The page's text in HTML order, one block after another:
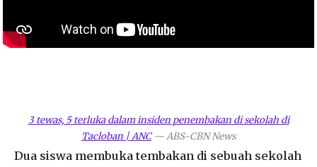
3 tewas, 5 terluka dalam insiden penembakan di sekolah di
Tacloban | ANC—ABS-CBN News
Dua siswa membuka tembakan di sebuah sekolah